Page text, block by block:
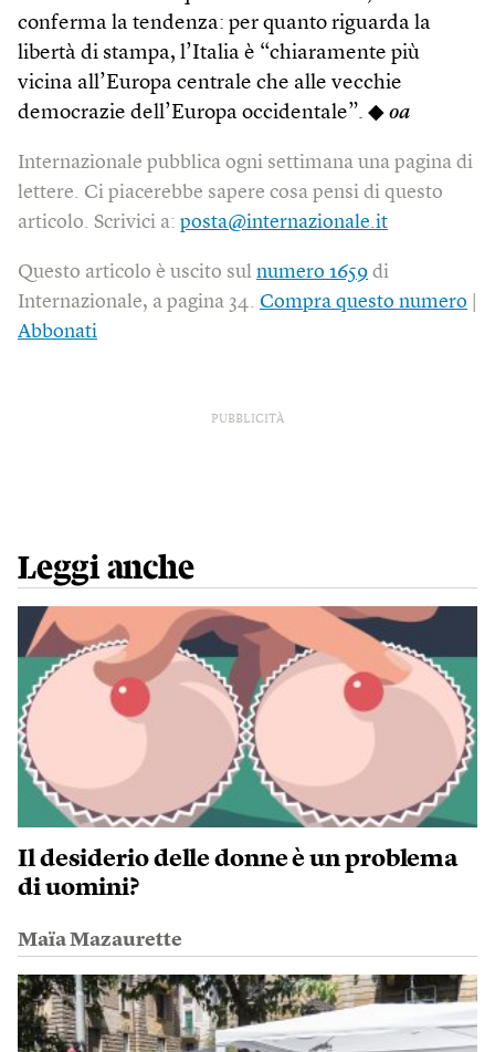
conferma la tendenza: per quanto riguarda la
libertà di stampa, l’Italia è “chiaramente più
vicina all’Europa centrale che alle vecchie
democrazie dell’Europa occidentale”. ◆ oa
Internazionale pubblica ogni settimana una pagina di
lettere. Ci piacerebbe sapere cosa pensi di questo
articolo. Scrivici a: posta@internazionale.it
Questo articolo è uscito sul numero 1659 di
Internazionale, a pagina 34. Compra questo numero
Abbonati
PUBBLICITÀ
Leggi anche
Il desiderio delle donne è un problema
di uomini?
Maïa Mazaurette